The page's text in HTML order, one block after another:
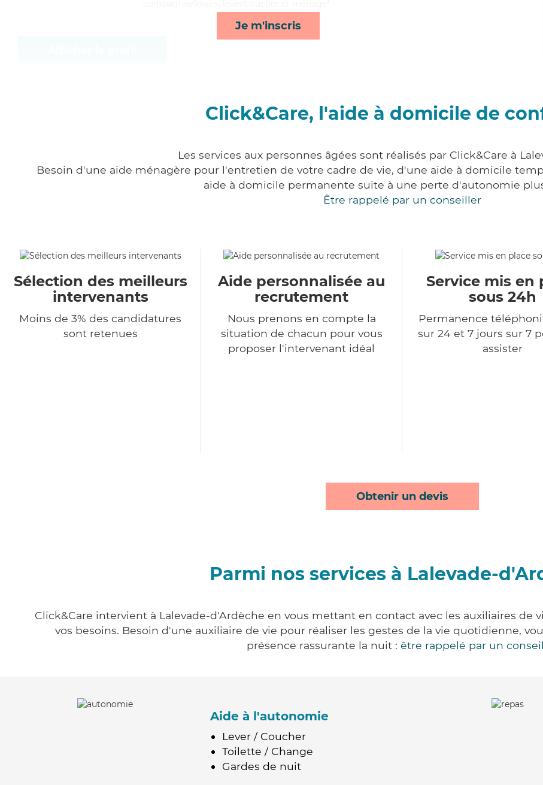
Je m'inscris
Click&Care, l'aide à domicile de
Les services aux personnes âgées sont réalisés par Click&Care à
Besoin d'une aide ménagère pour l'entretien de votre cadre de vie, d'une aide à domicile
aide à domicile permanente suite à une perte d'autonomie
Être rappelé par un conseiller
Sélection des meilleurs
intervenants
Moins de 3% des candidatures
sont retenues
Aide personnalisée au
recrutement
Nous prenons en compte la
situation de chacun pour vous
proposer l'intervenant idéal
Service mis en
sous 24h
Permanence
sur 24 et 7 jours sur 7
assister
Obtenir un devis
Parmi nos services à Lalevade-
Click&Care intervient à Lalevade-d'Ardèche en vous mettant en contact avec les auxiliaires de
vos besoins. Besoin d'une auxiliaire de vie pour réaliser les gestes de la vie quotidienne,
présence rassurante la nuit : être rappelé par un
Aide à l'autonomie
Lever / Coucher
Toilette / Change
Gardes de nuit